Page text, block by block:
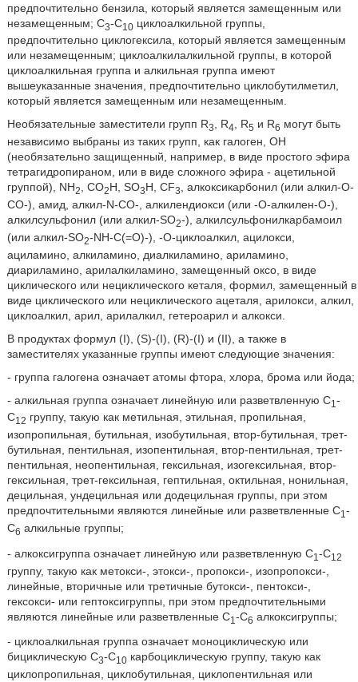
предпочтительно бензила, который является замещенным или
незамещенным; С3-С10циклоалкильной группы,
предпочтительно циклогексила, который является замещенным
или незамещенным; циклоалкилалкильной группы, в которой
циклоалкильная группа и алкильная группа имеют
вышеуказанные значения, предпочтительно циклобутилметил,
который является замещенным или незамещенным.
Необязательные заместители групп R3, R4, R5 и R6 могут быть
независимо выбраны из таких групп, как галоген, ОН
(необязательно защищенный, например, в виде простого эфира
тетрагидропираном, или в виде сложного эфира - ацетильной
группой), NH2 , CO2H, SO3H, CF3
, алкоксикарбонил (или алкил-О-
СО-), амид, алкил-N-CO-, алкилендиокси (или -О-алкилен-О-),
алкилсульфонил (или алкил-SO2-), алкилсульфонилкарбамоил
(или алкил-SO2-NH-C(=O)-), -O-циклоалкил, ацилокси,
ациламино, алкиламино, диалкиламино, ариламино,
диариламино, арилалкиламино, замещенный оксо, в виде
циклического или нециклического кеталя, формил, замещенный в
виде циклического или нециклического ацеталя, арилокси, алкил,
циклоалкил, арил, арилалкил, гетероарил и алкокси.
В продуктах формул (I), (S)-(I), (R)-(I) и (II), а также в
заместителях указанные группы имеют следующие значения:
- группа галогена означает атомы фтора, хлора, брома или йода;
- алкильная группа означает линейную или разветвленную С1 -
С12 группу, такую как метильная, этильная, пропильная,
изопропильная, бутильная, изобутильная, втор-бутильная, трет-
бутильная, пентильная, изопентильная, втор-пентильная, трет-
пентильная, неопентильная, гексильная, изогексильная, втор-
гексильная, трет-гексильная, гептильная, октильная, нонильная,
децильная, ундецильная или додецильная группы, при этом
предпочтительными являются линейные или разветвленные С1 -
С6 алкильные группы;
- алкоксигруппа означает линейную или разветвленную С1 -С12
группу, такую как метокси-, этокси-, пропокси-, изопропокси-,
линейные, вторичные или третичные бутокси-, пентокси-,
гексокси- или гептоксигруппы, при этом предпочтительными
являются линейные или разветвленные С1 -С6 алкоксигруппы;
- циклоалкильная группа означает моноциклическую или
бициклическую С3-С10карбоциклическую группу, такую как
циклопропильная, циклобутильная, циклопентильная или